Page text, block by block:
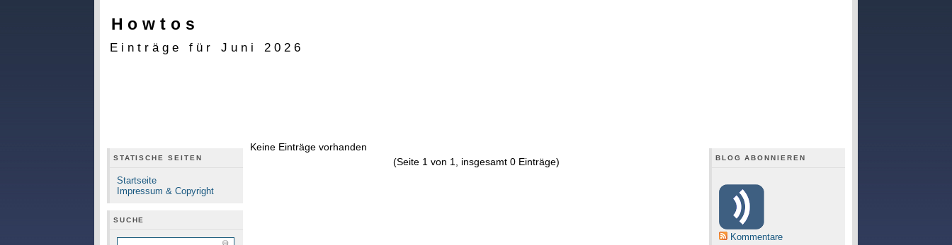
Howtos
Einträge für Juni 2026
STATISCHE SEITEN
Startseite
Impressum & Copyright
SUCHE
Keine Einträge vorhanden
(Seite 1 von 1, insgesamt 0 Einträge)
BLOG ABONNIEREN
Kommentare